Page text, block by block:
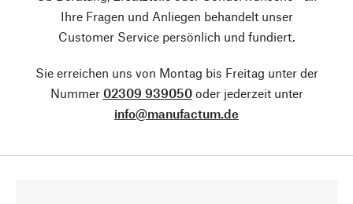
Ihre Fragen und Anliegen behandelt unser
Customer Service persönlich und fundiert.
Sie erreichen uns von Montag bis Freitag unter der
Nummer 02309 939050oder jederzeit unter
info@manufactum.de